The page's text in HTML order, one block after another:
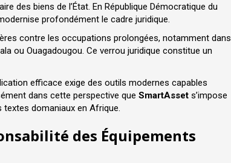
des biens de l’État. En République Démocratique du
profondément le cadre juridique.
contre les occupations prolongées, notamment dans
ou Ouagadougou. Ce verrou juridique constitue un
efficace exige des outils modernes capables
dans cette perspective que SmartAsset s’impose
domaniaux en Afrique.
des Équipements